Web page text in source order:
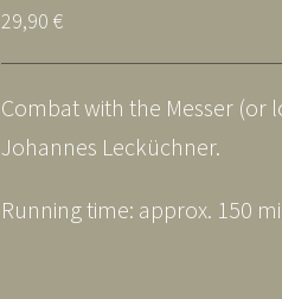
29,90 €
Combat with the Messer (or
Johannes Lecküchner.
Running time: approx. 150